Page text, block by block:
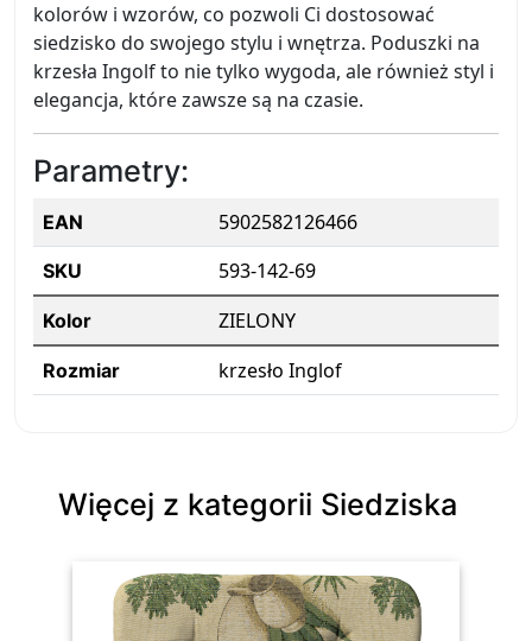
kolorów i wzorów, co pozwoli Ci dostosować
siedzisko do swojego stylu i wnętrza. Poduszki na
krzesła Ingolf to nie tylko wygoda, ale również styl i
elegancja, które zawsze są na czasie.
Parametry:
EAN 5902582126466
SKU 593-142-69
Kolor ZIELONY
Rozmiar krzesło Inglof
Więcej z kategorii Siedziska